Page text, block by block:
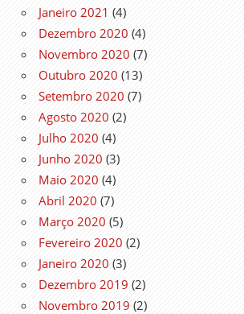
Janeiro 2021 (4)
Dezembro 2020 (4)
Novembro 2020 (7)
Outubro 2020 (13)
Setembro 2020 (7)
Agosto 2020 (2)
Julho 2020 (4)
Junho 2020 (3)
Maio 2020 (4)
Abril 2020 (7)
Março 2020 (5)
Fevereiro 2020 (2)
Janeiro 2020 (3)
Dezembro 2019 (2)
Novembro 2019 (2)